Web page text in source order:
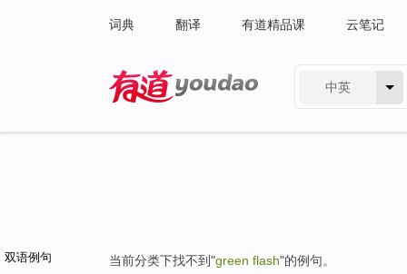
词典 翻译 有道精品课 云笔记
中英
双语例句 当前分类下找不到"green flash"的例句。